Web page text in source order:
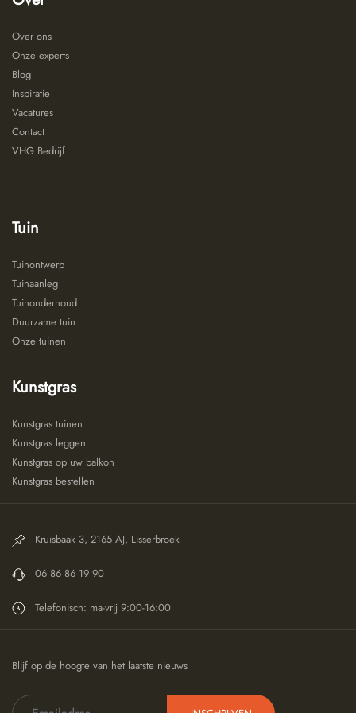
Over ons
Onze experts
Blog
Inspiratie
Vacatures
Contact
VHG Bedrijf
Tuin
Tuinontwerp
Tuinaanleg
Tuinonderhoud
Duurzame tuin
Onze tuinen
Kunstgras
Kunstgras tuinen
Kunstgras leggen
Kunstgras op uw balkon
Kunstgras bestellen
Kruisbaak 3, 2165 AJ, Lisserbroek
06 86 86 19 90
Telefonisch: ma-vrij 9:00-16:00
Blijf op de hoogte van het laatste nieuws